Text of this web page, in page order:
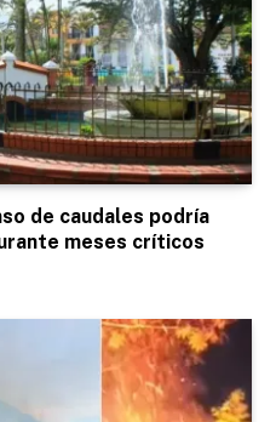
de caudales podría
meses críticos